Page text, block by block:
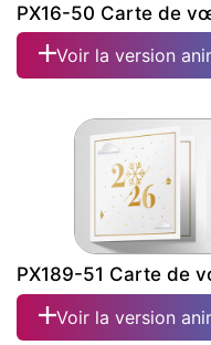
PX16-50 Carte de
Voir la version
PX189-51 Carte de
Voir la version